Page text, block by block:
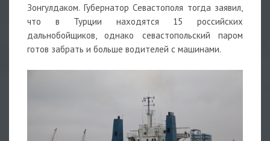
Зонгулдаком. Губернатор Севастополя тогда заявил,
что в Турции находятся 15 российских
дальнобойщиков, однако севастопольский паром
готов забрать и больше водителей с машинами.